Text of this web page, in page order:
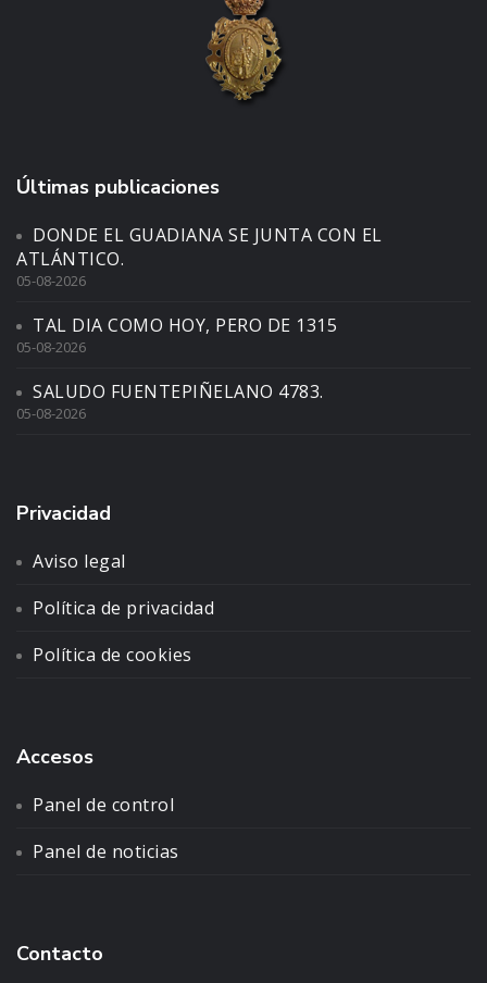
Últimas publicaciones
DONDE EL GUADIANA SE JUNTA CON EL
ATLÁNTICO.
05-08-2026
TAL DIA COMO HOY, PERO DE 1315
05-08-2026
SALUDO FUENTEPIÑELANO 4783.
05-08-2026
Privacidad
Aviso legal
Política de privacidad
Política de cookies
Accesos
Panel de control
Panel de noticias
Contacto